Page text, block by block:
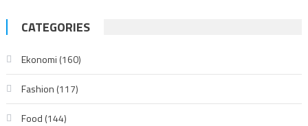
CATEGORIES
Ekonomi (160)
Fashion (117)
Food (144)